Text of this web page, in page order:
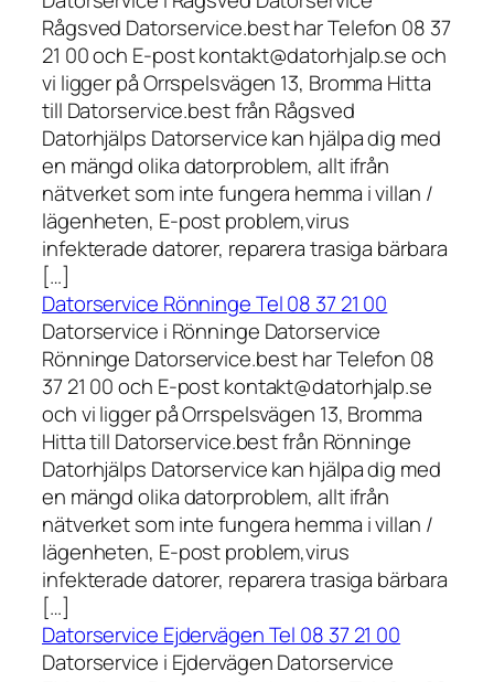
Rågsved Datorservice.best har Telefon 08 37
21 00 och E-post kontakt@datorhjalp.se och
vi ligger på Orrspelsvägen 13, Bromma Hitta
till Datorservice.best från Rågsved
Datorhjälps Datorservice kan hjälpa dig med
en mängd olika datorproblem, allt ifrån
nätverket som inte fungera hemma i villan /
lägenheten, E-post problem,virus
infekterade datorer, reparera trasiga bärbara
[…]
Datorservice Rönninge Tel 08 37 21 00
Datorservice i Rönninge Datorservice
Rönninge Datorservice.best har Telefon 08
37 21 00 och E-post kontakt@datorhjalp.se
och vi ligger på Orrspelsvägen 13, Bromma
Hitta till Datorservice.best från Rönninge
Datorhjälps Datorservice kan hjälpa dig med
en mängd olika datorproblem, allt ifrån
nätverket som inte fungera hemma i villan /
lägenheten, E-post problem,virus
infekterade datorer, reparera trasiga bärbara
[…]
Datorservice Ejdervägen Tel 08 37 21 00
Datorservice i Ejdervägen Datorservice